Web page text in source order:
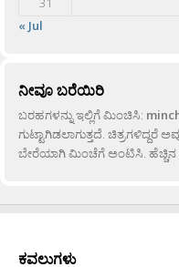
« Jul
ನೀವೂ ಬರೆಯಿರಿ
ಬರಹಗಳನ್ನು ಇಲ್ಲಿಗೆ ಮಿಂಚಿಸಿ:
ಗುಟ್ಟಾಗಿಡಲಾಗುತ್ತದೆ.
ಬೇರೆಯಾಗಿ ಮಿಂಚೆಗೆ ಅಂಟಿಸಿ. ಹೆಚ್ಚಿನ
ಕವಲುಗಳು